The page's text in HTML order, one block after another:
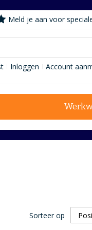
Meld je aan voor
Inloggen Account
Sorteer op